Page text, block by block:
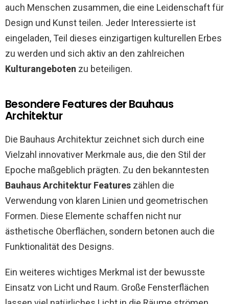
auch Menschen zusammen, die eine Leidenschaft für
Design und Kunst teilen. Jeder Interessierte ist
eingeladen, Teil dieses einzigartigen kulturellen Erbes
zu werden und sich aktiv an den zahlreichen
Kulturangeboten zu beteiligen.
Besondere Features der Bauhaus
Architektur
Die Bauhaus Architektur zeichnet sich durch eine
Vielzahl innovativer Merkmale aus, die den Stil der
Epoche maßgeblich prägten. Zu den bekanntesten
Bauhaus Architektur Features zählen die
Verwendung von klaren Linien und geometrischen
Formen. Diese Elemente schaffen nicht nur
ästhetische Oberflächen, sondern betonen auch die
Funktionalität des Designs.
Ein weiteres wichtiges Merkmal ist der bewusste
Einsatz von Licht und Raum. Große Fensterflächen